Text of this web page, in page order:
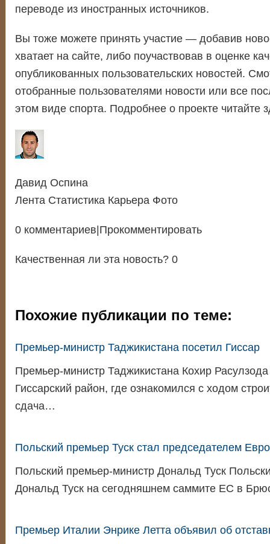
переводе из иностранных источников.
Вы тоже можете принять участие — добавив
хватает на сайте, либо поучаствовав в оценке
опубликованных пользовательских новостей.
отобранные пользователями новости или все
этом виде спорта. Подробнее о проекте читайте
Давид Оспина
Лента Статистика Карьера Фото
0 комментариев|Прокомментировать
Качественная ли эта новость? 0
Похожие публикации по теме:
Премьер-министр Таджикистана посетил Гиссар
Премьер-министр Таджикистана Кохир Расулзода
Гиссарский район, где ознакомился с ходом
сдача…
Польский премьер Туск стал председателем
Польский премьер-министр Дональд Туск
Дональд Туск на сегодняшнем саммите ЕС в
Премьер Италии Энрике Летта объявил об